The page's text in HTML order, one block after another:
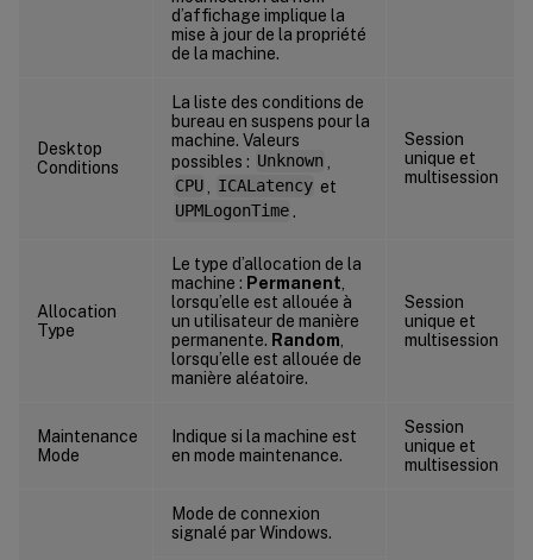
d’affichage implique la
mise à jour de la propriété
de la machine.
Desktop
Conditions
La liste des conditions de
bureau en suspens pour la
machine. Valeurs
possibles : Unknown
CPU
ICALatency et
UPMLogonTime.
Session
unique et
multisession
Allocation
Type
Le type d’allocation de la
machine : Permanent
lorsqu’elle est allouée à
un utilisateur de manière
permanente. Random
lorsqu’elle est allouée de
manière aléatoire.
Session
unique et
multisession
Maintenance
Mode
Indique si la machine est
en mode maintenance.
Session
unique et
multisession
Mode de connexion
signalé par Windows.